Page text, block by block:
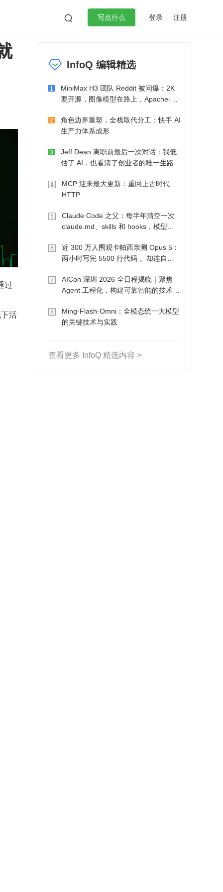
 写点什么 登录 注册
作
微服务架构 flutter
过
活
InfoQ 编辑精选
1
MiniMax H3 团队 Reddit 被问爆：2K
要开源，图像模型在路上，Apache-2.0
2
角色边界重塑，全栈取代分工：快手 AI
生产力体系成形
3
Jeff Dean 离职前最后一次对话：我低
估了 AI，也看清了创业者的唯一生路
4
MCP 迎来最大更新：重回上古时代
HTTP
5
Claude Code 之父：每半年清空一次
claude.md、skills 和 hooks，模型自
6
近 300 万人围观卡帕西亲测 Opus 5：
两小时写完 5500 行代码， 却连自己
7
AICon 深圳 2026 全日程揭晓｜聚焦
Agent 工程化，构建可靠智能的技术路
8
Ming-Flash-Omni：全模态统一大模型
的关键技术与实践
查看更多 InfoQ 精选内容 >